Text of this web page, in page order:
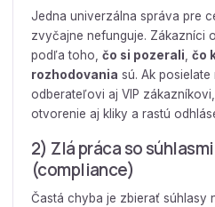
Jedna univerzálna správa pre
zvyčajne nefunguje. Zákazníci
podľa toho, čo si pozerali čo
rozhodovania sú. Ak
odberateľovi aj VIP
otvorenie aj kliky a rastú
2) Zlá práca so
(compliance)
Častá chyba je zbierať súhlasy